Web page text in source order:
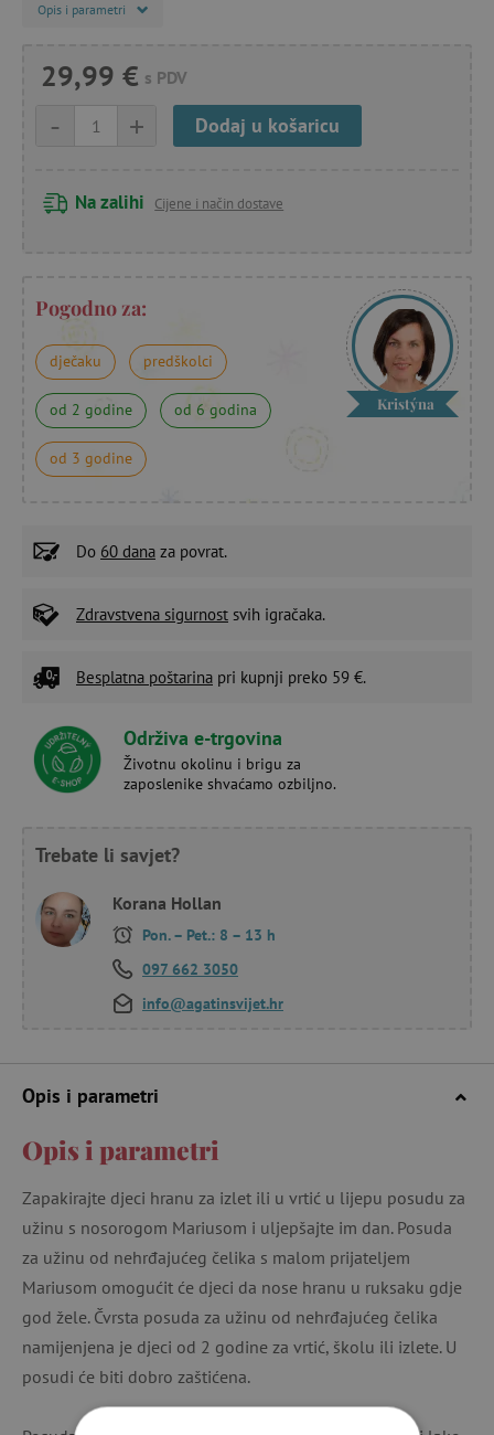
Opis i parametri
29,99 € s PDV
+
- Dodaj u košaricu
Na zalihi Cijene i način dostave
Pogodno za:
dječaku predškolci
od 2 godine od 6 godina
od 3 godine
Kristýna
Do 60 dana za povrat.
Zdravstvena sigurnost svih igračaka.
Besplatna poštarina pri kupnji preko 59 €.
Održiva e-trgovina
Životnu okolinu i brigu za
zaposlenike shvaćamo ozbiljno.
Trebate li savjet?
Korana Hollan
Pon. – Pet.: 8 – 13 h
097 662 3050
info@agatinsvijet.hr
Opis i parametri
Opis i parametri
Zapakirajte djeci hranu za izlet ili u vrtić u lijepu posudu za
užinu s nosorogom Mariusom i uljepšajte im dan. Posuda
za užinu od nehrđajućeg čelika s malom prijateljem
Mariusom omogućit će djeci da nose hranu u ruksaku gdje
god žele. Čvrsta posuda za užinu od nehrđajućeg čelika
namijenjena je djeci od 2 godine za vrtić, školu ili izlete. U
posudi će biti dobro zaštićena.